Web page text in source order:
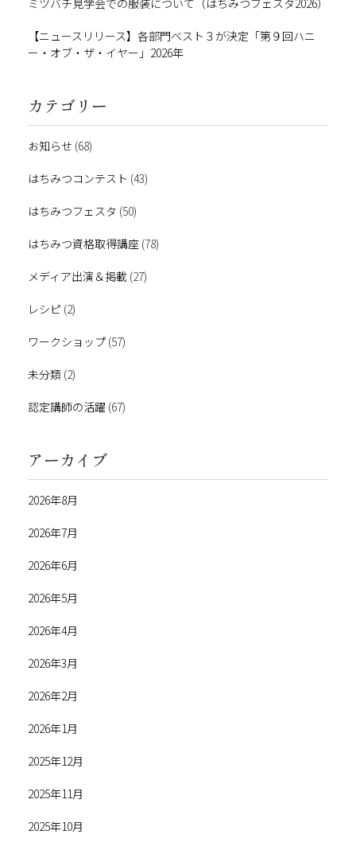
ミツバチ見学会での服装について（はちみつフェスタ2026）
【ニュースリリース】各部門ベスト３が決定「第９回ハニ
ー・オブ・ザ・イヤー」2026年
カテゴリー
お知らせ (68)
はちみつコンテスト (43)
はちみつフェスタ (50)
はちみつ資格取得講座 (78)
メディア出演＆掲載 (27)
レシピ (2)
ワークショップ (57)
未分類 (2)
認定講師の活躍 (67)
アーカイブ
2026年8月
2026年7月
2026年6月
2026年5月
2026年4月
2026年3月
2026年2月
2026年1月
2025年12月
2025年11月
2025年10月